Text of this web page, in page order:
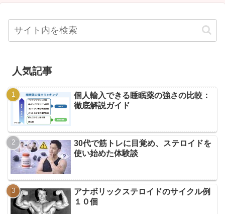
人気記事
個人輸入できる睡眠薬の強さの比較：
徹底解説ガイド
30代で筋トレに目覚め、ステロイドを
使い始めた体験談
アナボリックステロイドのサイクル例
１０個